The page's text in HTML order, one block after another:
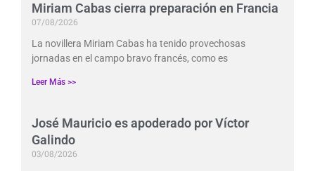
Miriam Cabas cierra preparación en Francia
07/08/2026
La novillera Miriam Cabas ha tenido provechosas
jornadas en el campo bravo francés, como es
Leer Más >>
José Mauricio es apoderado por Víctor
Galindo
03/08/2026